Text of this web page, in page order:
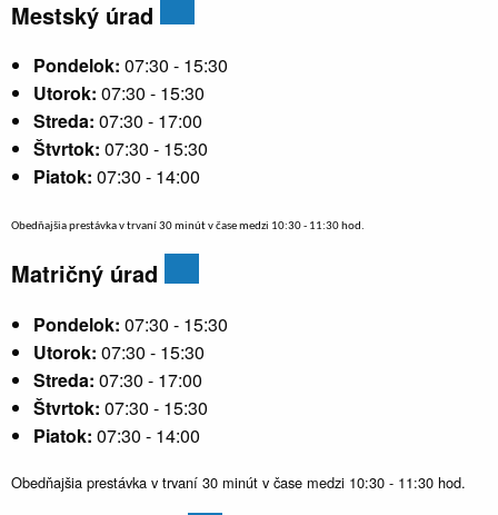
Mestský úrad
Pondelok: 07:30 - 15:30
Utorok: 07:30 - 15:30
Streda: 07:30 - 17:00
Štvrtok: 07:30 - 15:30
Piatok: 07:30 - 14:00
Obedňajšia prestávka v trvaní 30 minút v čase medzi 10:30 - 11:30 hod.
Matričný úrad
Pondelok: 07:30 - 15:30
Utorok: 07:30 - 15:30
Streda: 07:30 - 17:00
Štvrtok: 07:30 - 15:30
Piatok: 07:30 - 14:00
Obedňajšia prestávka v trvaní 30 minút v čase medzi 10:30 - 11:30 hod.